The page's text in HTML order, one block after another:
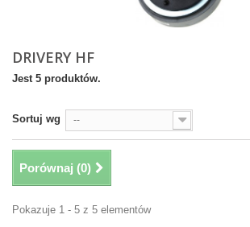
DRIVERY HF
Jest 5 produktów.
Sortuj wg --
Porównaj (0)
Pokazuje 1 - 5 z 5 elementów